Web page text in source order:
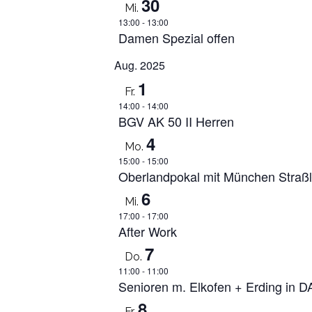
Mi. 30
13:00 - 13:00
Damen Spezial offen
Aug. 2025
Fr. 1
14:00 - 14:00
BGV AK 50 II Herren
Mo. 4
15:00 - 15:00
Oberlandpokal mit München
Mi. 6
17:00 - 17:00
After Work
Do. 7
11:00 - 11:00
Senioren m. Elkofen + Erding in